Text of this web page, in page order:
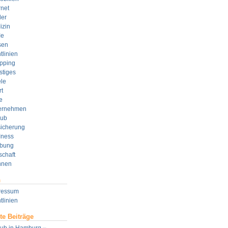
Beiträge